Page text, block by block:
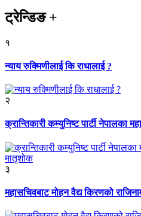
ट्रेन्डिङ+
१
न्याय रुक्मिणीलाई कि राधालाई ?
२
क्रान्तिकारी कम्युनिष्ट पार्टी नेपालका
३
महासचिवबाट मोहन वैद्य किरणको